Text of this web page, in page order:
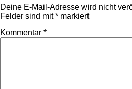
Deine E-Mail-Adresse wird nicht
Felder sind mit* markiert
Kommentar *